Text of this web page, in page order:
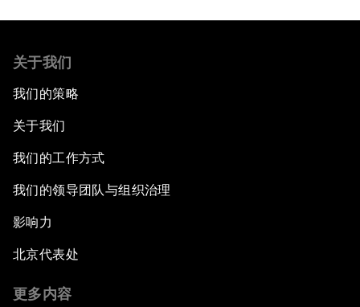
关于我们
我们的策略
关于我们
我们的工作方式
我们的领导团队与组织治理
影响力
北京代表处
更多内容